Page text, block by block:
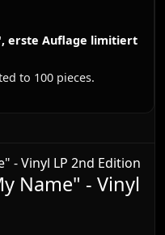
erste Auflage limitiert
to 100 pieces.
Name" - Vinyl